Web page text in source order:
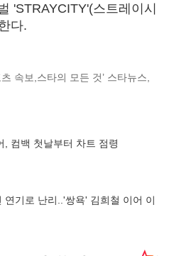
'STRAYCITY'(스트레이시
다.
속보,스타의 모든 것’ 스타뉴스,
, 컴백 첫날부터 차트 점령
연기로 난리..'쌍욕' 김희철 이어 이